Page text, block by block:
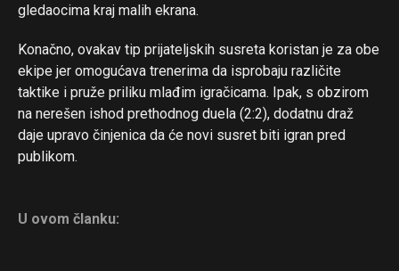
gledaocima kraj malih ekrana.
Konačno, ovakav tip prijateljskih susreta koristan je za obe
ekipe jer omogućava trenerima da isprobaju različite
taktike i pruže priliku mlađim igračicama. Ipak, s obzirom
na nerešen ishod prethodnog duela (2:2), dodatnu draž
daje upravo činjenica da će novi susret biti igran pred
publikom.
U ovom članku: